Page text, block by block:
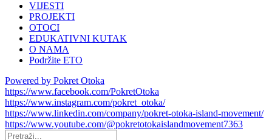
VIJESTI
PROJEKTI
OTOCI
EDUKATIVNI KUTAK
O NAMA
Podržite ETO
Powered by Pokret Otoka
https://www.facebook.com/PokretOtoka
https://www.instagram.com/pokret_otoka/
https://www.linkedin.com/company/pokret-otoka-island-movement/
https://www.youtube.com/@pokretotokaislandmovement7363
Pretraži: